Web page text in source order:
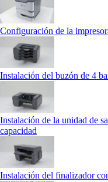
Configuración de la
Instalación del buzón de 4
Instalación de la unidad de
capacidad
Instalación del finalizador